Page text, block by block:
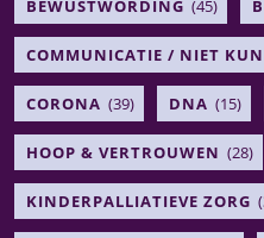
BEWUSTWORDING (45)
COMMUNICATIE / NIET
CORONA (39) DNA (15)
HOOP & VERTROUWEN (28)
KINDERPALLIATIEVE ZORG